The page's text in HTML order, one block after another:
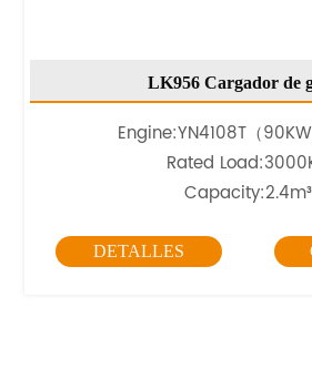
LK956 Cargador de
Engine:YN4108T（90KW/
Rated
Capacity:2.4m³
DETALLES